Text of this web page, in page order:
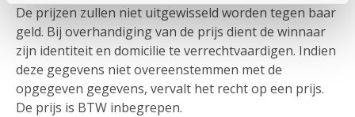
De prijzen zullen niet uitgewisseld worden tegen baar
geld. Bij overhandiging van de prijs dient de winnaar
zijn identiteit en domicilie te verrechtvaardigen. Indien
deze gegevens niet overeenstemmen met de
opgegeven gegevens, vervalt het recht op een prijs.
De prijs is BTW inbegrepen.